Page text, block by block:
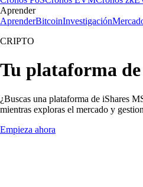
Aprender
AprenderBitcoinInvestigación
CRIPTO
Tu plataforma
¿Buscas una plataforma de iShares
mientras exploras el mercado y
Empieza ahora